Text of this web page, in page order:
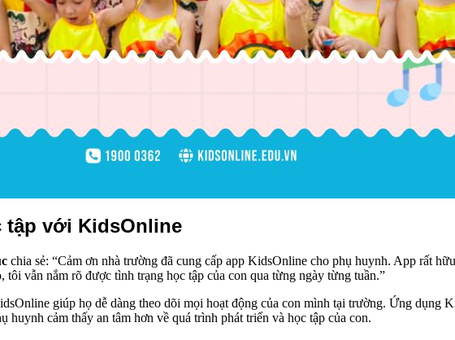
tập với KidsOnline
chia sẻ: “Cảm ơn nhà trường đã cung cấp app KidsOnline cho phụ huynh. App rất
vẫn nắm rõ được tình trạng học tập của con qua từng ngày từng tuần.”
giúp họ dễ dàng theo dõi mọi hoạt động của con mình tại trường. Ứng dụng
huynh cảm thấy an tâm hơn về quá trình phát triển và học tập của con.